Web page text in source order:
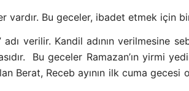
vardır. Bu geceler, ibadet etmek için
verilir. Kandil adının verilmesine
Bu geceler Ramazan’ın yirmi
Berat, Receb ayının ilk cuma gecesi